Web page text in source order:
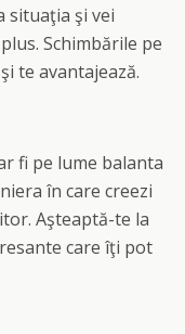
situaţia şi vei
Schimbările pe
te avantajează.
fi pe lume balanta
în care creezi
Aşteaptă-te la
care îţi pot